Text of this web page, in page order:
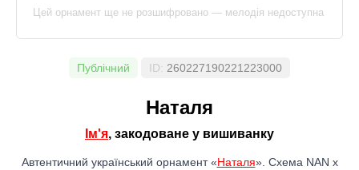
Цей орнамент ще не розшифровано — мелодія недоступна
Публічний ID: 260227190221223000
Наталя
Ім'я, закодоване у вишиванку
Автентичний український орнамент «Наталя». Схема NAN x